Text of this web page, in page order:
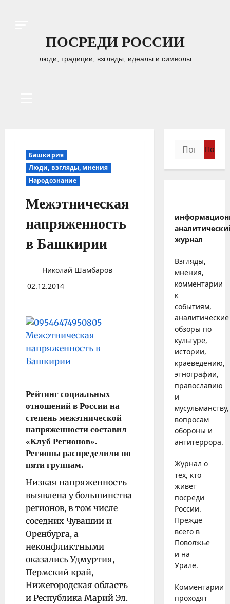
ПОСРЕДИ РОССИИ
люди, традиции, взгляды, идеалы и символы
Башкирия
Люди, взгляды, мнения
Народознание
Межэтническая
напряженность
в Башкирии
Николай Шамбаров
02.12.2014
Рейтинг социальных
отношений в России на
степень межэтнической
напряженности составил
«Клуб Регионов».
Регионы распределили по
пяти группам.
Низкая напряженность
выявлена у большинства
регионов, в том числе
соседних Чувашии и
Оренбурга, а
неконфликтными
оказались Удмуртия,
Пермский край,
Нижегородская область
и Республика Марий Эл.
Найти:
журнал
Взгляды,
мнения,
комментарии
к
событиям,
аналитические
обзоры по
культуре,
истории,
краеведению,
этнографии,
православию
и
мусульманству,
вопросам
обороны и
антитеррора.
Журнал о
тех, кто
живет
посреди
России.
Прежде
всего в
Поволжье
и на
Урале.
Комментарии
проходят